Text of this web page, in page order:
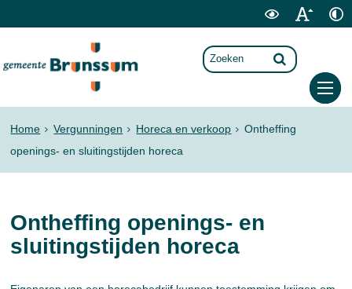
Home Vergunningen Horeca en verkoop
Ontheffing
openings- en sluitingstijden horeca
Ontheffing openings- en
sluitingstijden horeca